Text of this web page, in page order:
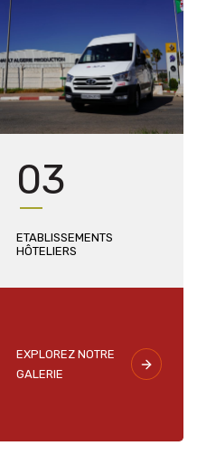
03
ETABLISSEMENTS
HÔTELIERS
EXPLOREZ NOTRE
GALERIE